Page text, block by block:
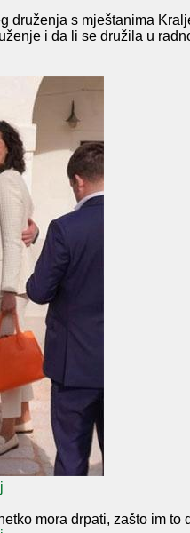
druženja s mještanima
i da li se družila u
mora drpati, zašto im to